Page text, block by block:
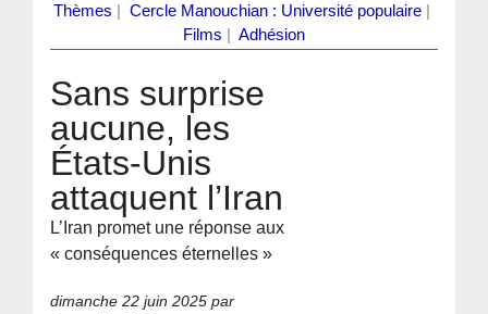
Thèmes
Cercle Manouchian : Université populaire
Films
Adhésion
Sans surprise
aucune, les
États-Unis
attaquent l’Iran
L’Iran promet une réponse aux
« conséquences éternelles »
dimanche 22 juin 2025 par